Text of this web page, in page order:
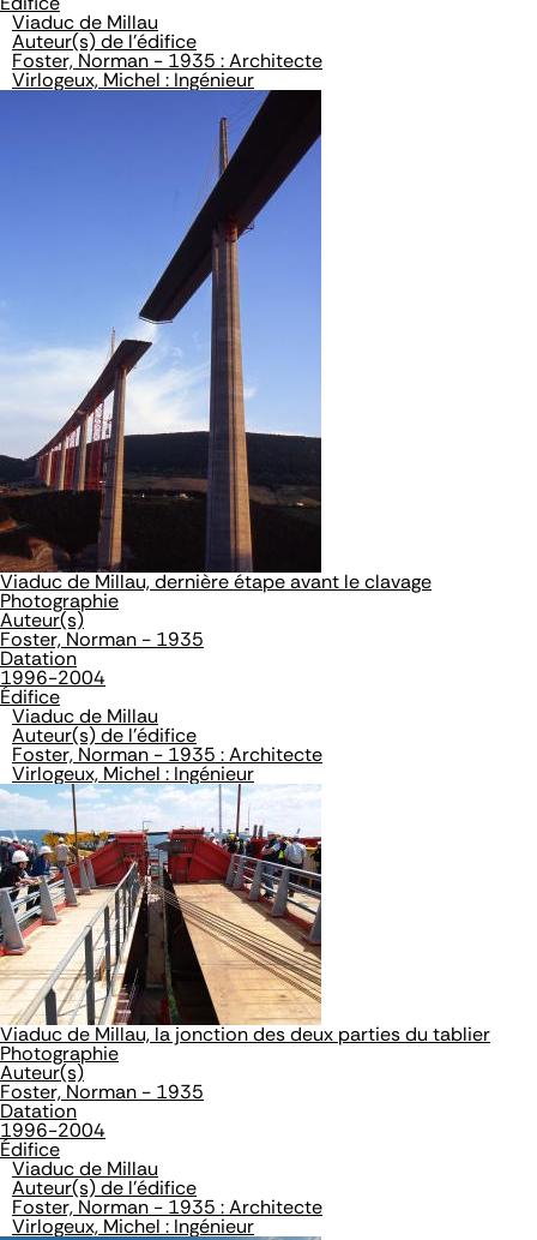
Viaduc de Millau
Auteur(s) de l'édifice
Foster, Norman - 1935 : Architecte
Virlogeux, Michel : Ingénieur
Viaduc de Millau, dernière étape avant le clavage
Photographie
Auteur(s)
Foster, Norman - 1935
Datation
1996-2004
Édifice
Viaduc de Millau
Auteur(s) de l'édifice
Foster, Norman - 1935 : Architecte
Virlogeux, Michel : Ingénieur
Viaduc de Millau, la jonction des deux parties du tablier
Photographie
Auteur(s)
Foster, Norman - 1935
Datation
1996-2004
Édifice
Viaduc de Millau
Auteur(s) de l'édifice
Foster, Norman - 1935 : Architecte
Virlogeux, Michel : Ingénieur